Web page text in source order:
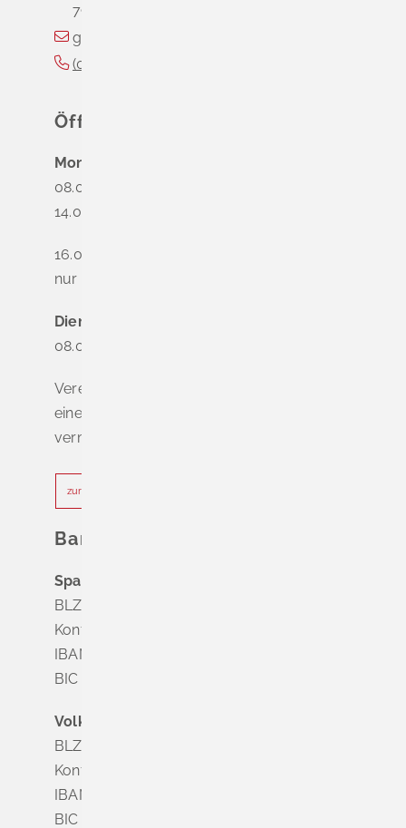
79418
gemeinde@schliengen.de
(0
Öffnungszeiten
Montag
08.00 - 12.00 Uhr
14.00 - 16.00 Uhr
16.00 - 18.00 Uhr
nur nach Terminvereinbarung
Dienstag - Freitag
08.00 - 12.00 Uhr
Vereinbaren Sie online oder telefonisch
einen Termin, um Wartezeiten zu
vermeiden.
zur Terminvereinbarung
Bankverbindung
Sparkasse Markgräflerland Müllheim
BLZ 683 518 65
Konto Nr. 8 028 524
IBAN DE63 6835 1865 0008 0285 24
BIC SOLADES1MGL
Volksbank Dreiländereck
BLZ 683 900 00
Konto Nr. 3 500 004
IBAN DE56 6839 0000 0003 5000 04
BIC VOLODE66